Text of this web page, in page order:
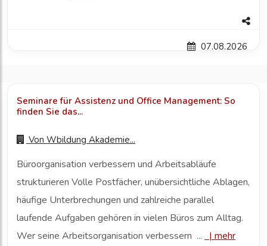
07.08.2026
Seminare für Assistenz und Office Management: So
finden Sie das...
Von Wbildung Akademie...
Büroorganisation verbessern und Arbeitsabläufe
strukturieren Volle Postfächer, unübersichtliche Ablagen,
häufige Unterbrechungen und zahlreiche parallel
laufende Aufgaben gehören in vielen Büros zum Alltag.
Wer seine Arbeitsorganisation verbessern ...
| mehr